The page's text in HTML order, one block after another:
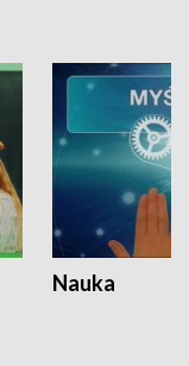
Nauka